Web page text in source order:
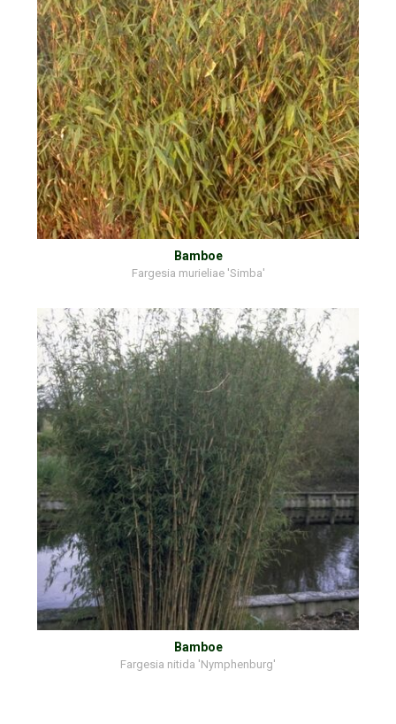
Bamboe
Fargesia murieliae 'Simba'
Bamboe
Fargesia nitida 'Nymphenburg'